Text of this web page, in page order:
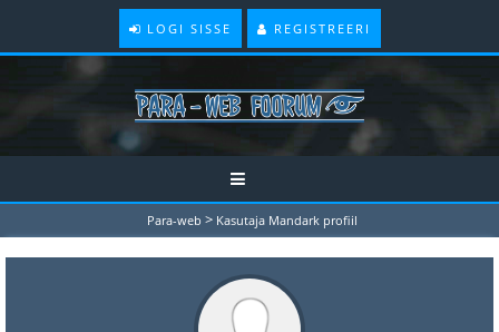
LOGI SISSE REGISTREERI
Para-web > Kasutaja Mandark profiil